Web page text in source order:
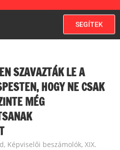
SEGÍTEK
SZAVAZTÁK LE A
HOGY NE CSAK
MÉG
, Képviselői beszámolók, XIX.